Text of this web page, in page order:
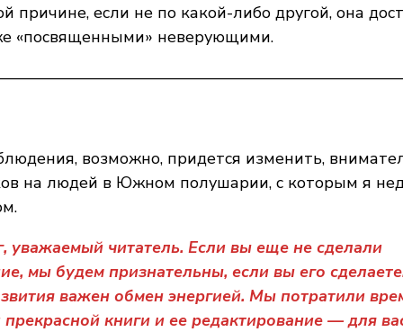
причине, если не по какой-либо другой, она
«посвященными» неверующими.
возможно, придется изменить,
на людей в Южном полушарии, с которым я
уважаемый читатель. Если вы еще не сделали
мы будем признательны, если вы его
важен обмен энергией. Мы потратили
прекрасной книги и ее редактирование — для